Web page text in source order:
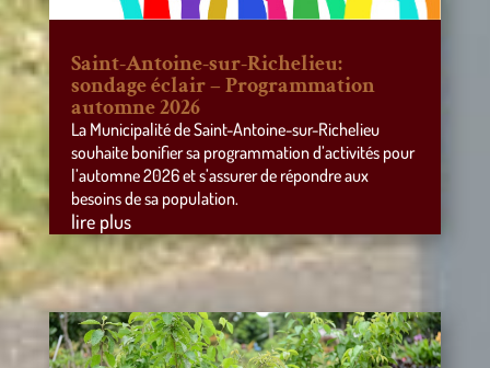
Saint-Antoine-sur-Richelieu:
sondage éclair – Programmation
automne 2026
La Municipalité de Saint-Antoine-sur-Richelieu
souhaite bonifier sa programmation d’activités pour
l’automne 2026 et s’assurer de répondre aux
besoins de sa population.
lire plus